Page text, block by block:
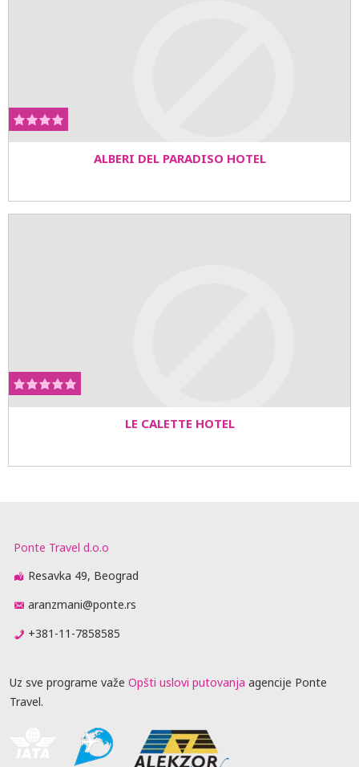
ALBERI DEL PARADISO HOTEL
LE CALETTE HOTEL
Ponte Travel d.o.o
Resavka 49, Beograd
aranzmani@ponte.rs
+381-11-7858585
Uz sve programe važe Opšti uslovi putovanja agencije Ponte
Travel.